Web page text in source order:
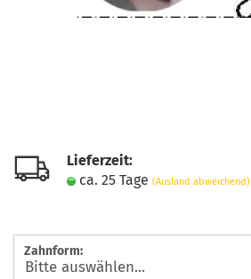
Lieferzeit:
ca. 25 Tage (Ausland abweichend)
Zahnform: